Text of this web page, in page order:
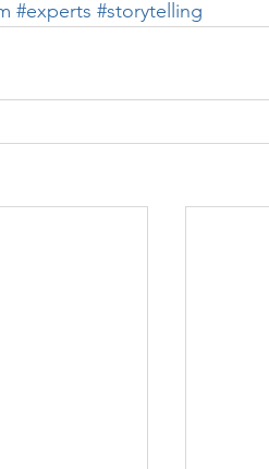
#experts #storytelling